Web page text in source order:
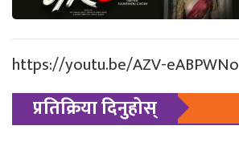
https://youtu.be/AZV-eABPWNo
प्रतिक्रिया दिनुहोस्